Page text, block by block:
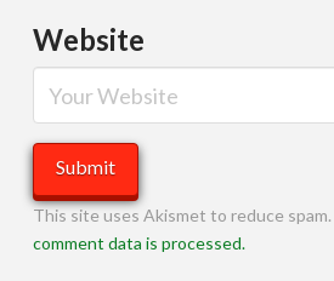
Website
This site uses Akismet to reduce spam.
comment data is processed.